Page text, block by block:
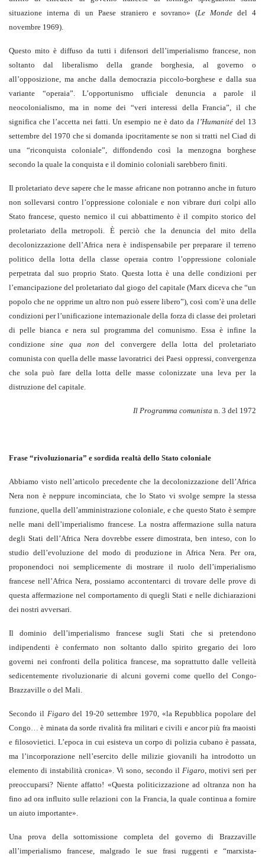
situazione interna di un Paese straniero e sovrano» (Le Monde del 4
novembre 1969).
Questo mito è diffuso da tutti i difensori dell’imperialismo francese, non
soltanto dal liberalismo della grande borghesia, al governo o
all’opposizione, ma anche dalla democrazia piccolo-borghese e dalla sua
variante “operaia”. L’opportunismo ufficiale denuncia a parole il
neocolonialismo, ma in nome dei “veri interessi della Francia”, il che
significa che l’accetta nei fatti. Un esempio ne è dato da l’Humanitédel 13
settembre del 1970 che si domanda ipocritamente se non si tratti nel Ciad di
una “riconquista coloniale”, diffondendo così la menzogna borghese
secondo la quale la conquista e il dominio coloniali sarebbero finiti.
Il proletariato deve sapere che le masse africane non potranno anche in futuro
non sollevarsi contro l’oppressione coloniale e non vibrare duri colpi allo
Stato francese, questo nemico il cui abbattimento è il compito storico del
proletariato della metropoli. È perciò che la denuncia del mito della
decolonizzazione dell’Africa nera è indispensabile per preparare il terreno
politico della lotta della classe operaia contro l’oppressione coloniale
perpetrata dal suo proprio Stato. Questa lotta è una delle condizioni per
l’emancipazione del proletariato dal giogo del capitale (Marx diceva che “un
popolo che ne opprime un altro non può essere libero”), così com’è una delle
condizioni per l’unificazione internazionale della forza di classe dei proletari
di pelle bianca e nera sul programma del comunismo. Essa è infine la
condizionesine qua non del convergere della lotta del proletariato
comunista con quella delle masse lavoratrici dei Paesi oppressi, convergenza
che sola può fare della lotta delle masse colonizzate una leva per la
distruzione del capitale.
Il Programma comunista n. 3 del 1972
Frase “rivoluzionaria” e sordida realtà dello Stato coloniale
Abbiamo visto nell’articolo precedente che la decolonizzazione dell’Africa
Nera non è neppure incominciata, che lo Stato vi svolge sempre la stessa
funzione, quella dell’amministrazione coloniale, e che questo Stato è sempre
nelle mani dell’imperialismo francese. La nostra affermazione sulla natura
degli Stati dell’Africa Nera dovrebbe essere dimostrata, ben inteso, con lo
studio dell’evoluzione del modo di produzione in Africa Nera. Per ora,
proponendoci noi semplicemente di mostrare il ruolo dell’imperialismo
francese nell’Africa Nera, possiamo accontentarci di trovare delle prove di
questa affermazione nel comportamento di quegli Stati e nelle dichiarazioni
dei nostri avversari.
Il dominio dell’imperialismo francese sugli Stati che si pretendono
indipendenti è confermato non soltanto dallo spirito gregario dei loro
governi nei confronti della politica francese, ma soprattutto dalle velleità
sedicentemente rivoluzionarie di alcuni governi come quello del Congo-
Brazzaville o del Mali.
Secondo il Figaro del 19-20 settembre 1970, «la Repubblica popolare del
Congo… è minata da sorde rivalità fra militari e civili e ancor più fra maoisti
e filosovietici. L’epoca in cui esisteva un corpo di polizia cubano è passata,
ma l’incorporazione nell’esercito delle milizie giovanili ha introdotto un
elemento di instabilità cronica». Vi sono, secondo il Figaro, motivi seri per
preoccuparsi? Niente affatto! «Questa politicizzazione ad oltranza non ha
fino ad ora influito sulle relazioni con la Francia, la quale continua a fornire
un aiuto importante».
Una prova della sottomissione completa del governo di Brazzaville
all’imperialismo francese, malgrado le sue frasi ruggenti e “marxista-